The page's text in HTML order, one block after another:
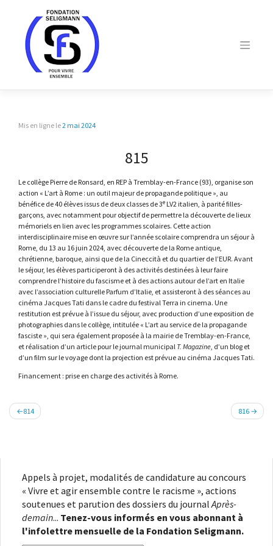
Mis en ligne le2 mai 2024
815
Le collège Pierre de Ronsard, en REP à Tremblay-en-France (93), organise son
action « L’art à Rome : un outil majeur de propagande politique », au
bénéfice de 40 élèves issus de deux classes de 3e LV2 italien, à parité filles-
garçons, avec notamment pour objectif de permettre la découverte de lieux
mémoriels en lien avec les programmes scolaires. Cette action
interdisciplinaire mise en œuvre sur l’année scolaire comprendra un séjour à
Rome, du 13 au 16 juin 2024, avec découverte de la Rome antique,
chrétienne, baroque, ainsi que de la Cineccità et du quartier de l’EUR. Avant
le séjour, les élèves participeront à des activités destinées à leur faire
comprendre l’histoire du fascisme et à des actions autour de l’art en Italie
avec l’association culturelle Parfum d’Italie, et assisteront à des séances au
cinéma Jacques Tati dans le cadre du festival Terra in cinema. Une
restitution est prévue à l’issue du séjour, avec production d’une exposition de
photographies dans le collège, intitulée « L’art au service de la propagande
fasciste », qui sera également proposée à la mairie de Tremblay-en-France,
et réalisation d’un article pour le journal municipal T. Magazine, d’un blog et
d’un film sur le voyage dont la projection est prévue au cinéma Jacques Tati.
Financement : prise en charge des activités à Rome.
Navigation
de
814 816
Appels à projet, modalités de candidature au concours
« Vivre et agir ensemble contre le racisme », actions
soutenues et parution des dossiers du journalAprès-
demain... Tenez-vous informés en vous abonnant à
l'infolettre mensuelle de la Fondation Seligmann.